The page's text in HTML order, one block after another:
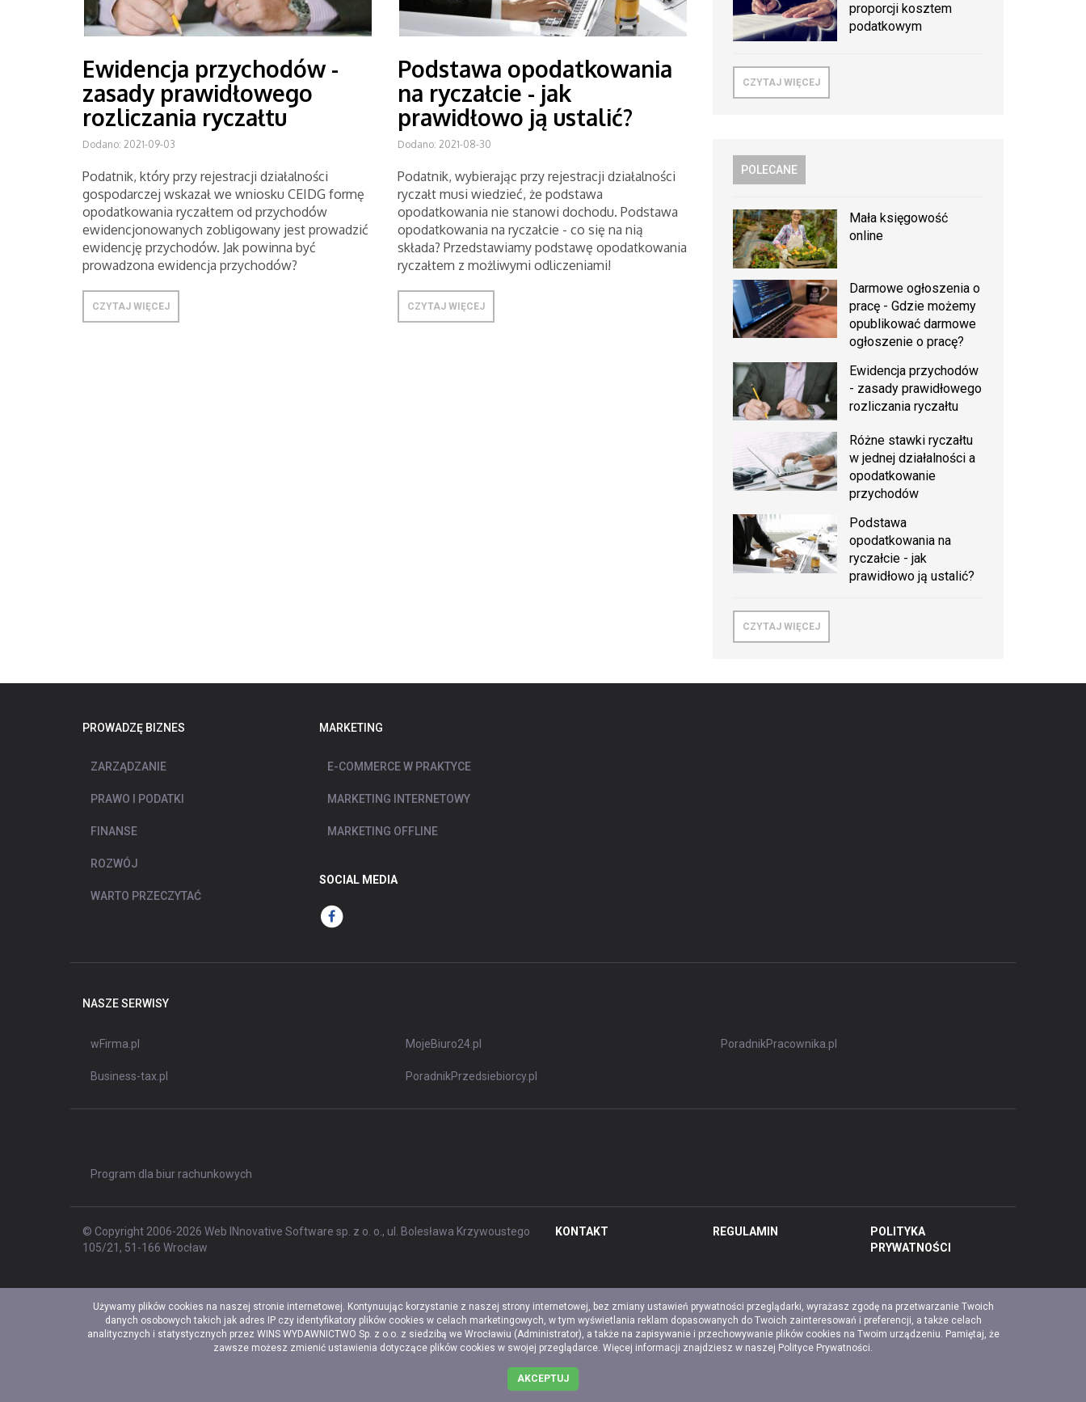
Ewidencja przychodów -
zasady prawidłowego
rozliczania ryczałtu
Dodano: 2021-09-03
Podatnik, który przy rejestracji działalności
gospodarczej wskazał we wniosku CEIDG formę
opodatkowania ryczałtem od przychodów
ewidencjonowanych zobligowany jest prowadzić
ewidencję przychodów. Jak powinna być
prowadzona ewidencja przychodów?
CZYTAJ WIĘCEJ
Podstawa opodatkowania
na ryczałcie - jak
prawidłowo ją ustalić?
Dodano: 2021-08-30
Podatnik, wybierając przy rejestracji działalności
ryczałt musi wiedzieć, że podstawa
opodatkowania nie stanowi dochodu. Podstawa
opodatkowania na ryczałcie - co się na nią
składa? Przedstawiamy podstawę opodatkowania
ryczałtem z możliwymi odliczeniami!
CZYTAJ WIĘCEJ
proporcji kosztem
podatkowym
CZYTAJ WIĘCEJ
POLECANE
Mała księgowość
online
Darmowe ogłoszenia o
pracę - Gdzie możemy
opublikować darmowe
ogłoszenie o pracę?
Ewidencja przychodów
- zasady prawidłowego
rozliczania ryczałtu
Różne stawki ryczałtu
w jednej działalności a
opodatkowanie
przychodów
Podstawa
opodatkowania na
ryczałcie - jak
prawidłowo ją ustalić?
CZYTAJ WIĘCEJ
PROWADZĘ BIZNES
ZARZĄDZANIE
PRAWO I PODATKI
FINANSE
ROZWÓJ
WARTO PRZECZYTAĆ
MARKETING
E-COMMERCE W PRAKTYCE
MARKETING INTERNETOWY
MARKETING OFFLINE
SOCIAL MEDIA
NASZE SERWISY
wFirma.pl
Business-tax.pl
MojeBiuro24.pl
PoradnikPrzedsiebiorcy.pl
PoradnikPracownika.pl
Program dla biur rachunkowych
© Copyright 2006-2026 Web INnovative Software sp. z o. o., ul. Bolesława Krzywoustego
105/21, 51-166 Wrocław
KONTAKT REGULAMIN
POLITYKA
PRYWATNOŚCI
Używamy plików cookies na naszej stronie internetowej. Kontynuując korzystanie z naszej strony internetowej, bez zmiany ustawień prywatności przeglądarki, wyrażasz zgodę na przetwarzanie Twoich
danych osobowych takich jak adres IP czy identyfikatory plików cookies w celach marketingowych, w tym wyświetlania reklam dopasowanych do Twoich zainteresowań i preferencji, a także celach
analitycznych i statystycznych przez WINS WYDAWNICTWO Sp. z o.o. z siedzibą we Wrocławiu (Administrator), a także na zapisywanie i przechowywanie plików cookies na Twoim urządzeniu. Pamiętaj, że
zawsze możesz zmienić ustawienia dotyczące plików cookies w swojej przeglądarce. Więcej informacji znajdziesz w naszej Polityce Prywatności.
AKCEPTUJ